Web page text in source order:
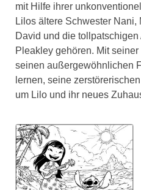
mit Hilfe ihrer
Lilos ältere Schwester Nani,
David und die
Pleakley gehören. Mit
seinen außergewöhnlichen
lernen, seine
um Lilo und ihr neues